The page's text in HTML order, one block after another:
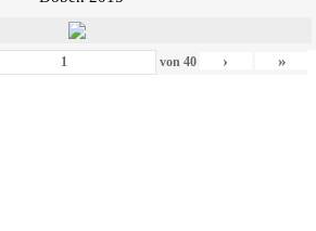
von 40 › »